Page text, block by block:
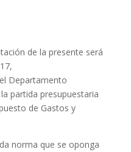
de la presente será
partida presupuestaria
de Gastos y
norma que se oponga